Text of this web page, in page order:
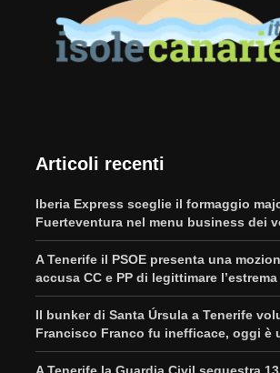
Articoli recenti
Iberia Express sceglie il formaggio
Fuerteventura nel menu business dei
A Tenerife il PSOE presenta una
accusa CC e PP di legittimare
Il bunker di Santa Úrsula a Tenerife
Francisco Franco fu inefficace, oggi è